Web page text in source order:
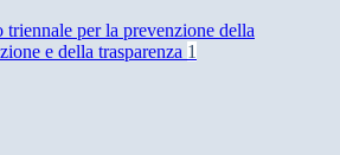
triennale per la prevenzione della
e della trasparenza 1